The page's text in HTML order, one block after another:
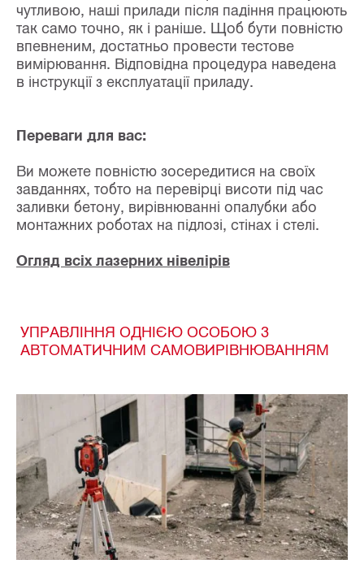
чутливою, наші прилади після падіння працюють
так само точно, як і раніше. Щоб бути повністю
впевненим, достатньо провести тестове
вимірювання. Відповідна процедура наведена
в інструкції з експлуатації приладу.
Переваги для вас:
Ви можете повністю зосередитися на своїх
завданнях, тобто на перевірці висоти під час
заливки бетону, вирівнюванні опалубки або
монтажних роботах на підлозі, стінах і стелі.
Огляд всіх лазерних нівелірів
УПРАВЛІННЯ ОДНІЄЮ ОСОБОЮ З
АВТОМАТИЧНИМ САМОВИРІВНЮВАННЯМ